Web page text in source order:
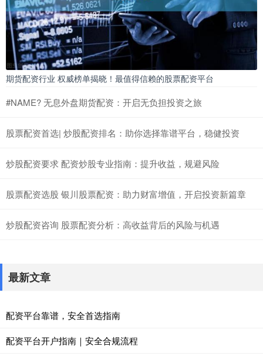
期货配资行业 权威榜单揭晓！最值得信赖的股票配资平台
#NAME? 无息外盘期货配资：开启无负担投资之旅
股票配资首选| 炒股配资排名：助你选择靠谱平台，稳健投资
炒股配资要求 配资炒股专业指南：提升收益，规避风险
股票配资选股 银川股票配资：助力财富增值，开启投资新篇章
炒股配资咨询 股票配资分析：高收益背后的风险与机遇
最新文章
配资平台靠谱，安全首选指南
配资平台开户指南｜安全合规流程